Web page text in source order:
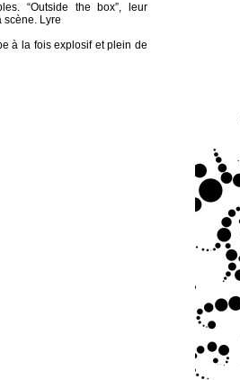
“Outside the box”, leur
scène. Lyre
à la fois explosif et plein de